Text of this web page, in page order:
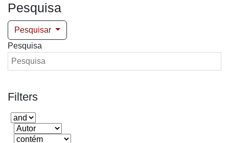
Pesquisa
Pesquisar
Pesquisa
Filters